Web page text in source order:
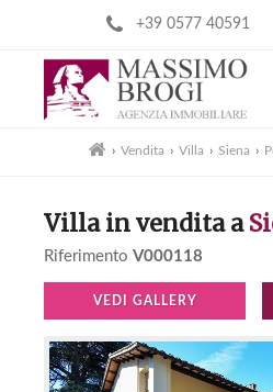
+39 0577 40591
› Vendita › Villa › Siena ›
Villa in vendita a
Riferimento V000118
VEDI GALLERY